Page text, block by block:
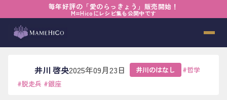
毎年好評の「愛のらっきょう」販売開始！
M=Hicoにレシピ集も公開中です
› 井川のはなし › 地道さに支えられて
地道さに支えられて
井川 啓央2025年09月23日 井川のはなし #哲学
#脱走兵 #銀座